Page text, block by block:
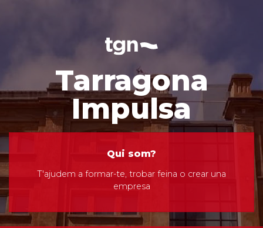
Tarragona
Impulsa
Qui som?
T'ajudem a formar-te, trobar feina o crear una
empresa